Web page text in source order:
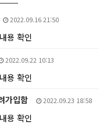
2022.09.16 21:50
용 확인
2022.09.22 10:13
용 확인
가입함
2022.09.23 18:58
용 확인